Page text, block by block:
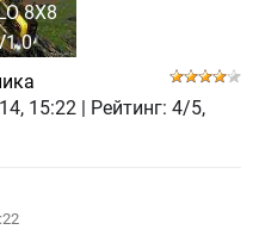
8X8
15:22